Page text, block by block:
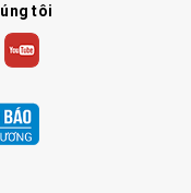
tôi